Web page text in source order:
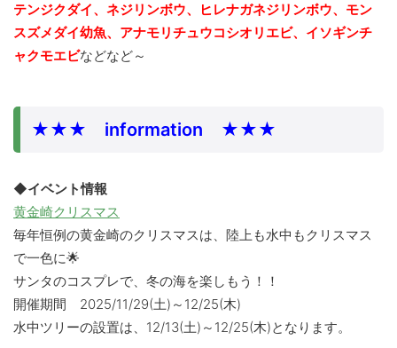
テンジクダイ、ネジリンボウ、ヒレナガネジリンボウ、モン
スズメダイ幼魚、アナモリチュウコシオリエビ、イソギンチ
ャクモエビなどなど～
★★★ information ★★★
◆イベント情報
黄金崎クリスマス
毎年恒例の黄金崎のクリスマスは、陸上も水中もクリスマス
で一色に🌟
サンタのコスプレで、冬の海を楽しもう！！
開催期間 2025/11/29(土)～12/25(木)
水中ツリーの設置は、12/13(土)～12/25(木)となります。